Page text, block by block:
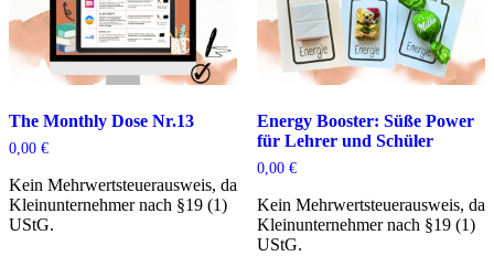
The Monthly Dose Nr.13
0,00 €
Kein Mehrwertsteuerausweis, da
Kleinunternehmer nach §19 (1)
UStG.
Energy Booster: Süße Power
für Lehrer und Schüler
0,00 €
Kein Mehrwertsteuerausweis, da
Kleinunternehmer nach §19 (1)
UStG.